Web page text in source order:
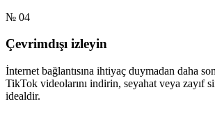
№ 04
Çevrimdışı izleyin
İnternet bağlantısına ihtiyaç duymadan daha
TikTok videolarını indirin, seyahat veya zayıf
idealdir.